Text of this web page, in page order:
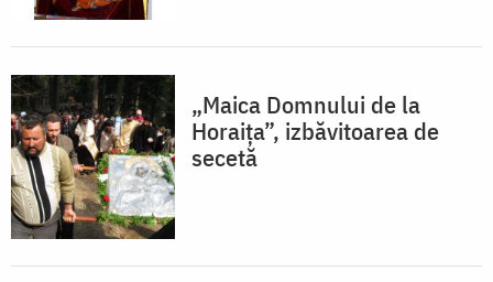
„Maica Domnului de la
Horaiţa”, izbăvitoarea de
secetă